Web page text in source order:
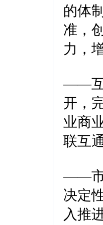
的体
准，
力，
——互
开，
业商
联互
——市
决定
入推